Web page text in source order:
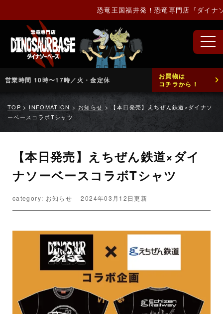
恐竜王国福井発！恐竜専門店『ダイナ
営業時間 10時〜17時／火・金定休
お買物は
コチラから！
TOP > INFOMATION > お知らせ > 【本日発売】えちぜん鉄道×ダイナソ
ーベースコラボTシャツ
【本日発売】えちぜん鉄道×ダイ
ナソーベースコラボTシャツ
category: お知らせ 2024年03月12日更新